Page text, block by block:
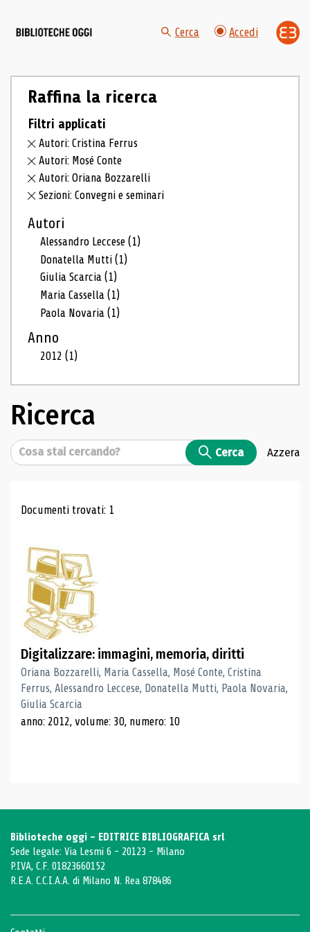
Cerca Accedi
Raffina la ricerca
Filtri applicati
Autori: Cristina Ferrus
Autori: Mosé Conte
Autori: Oriana Bozzarelli
Sezioni: Convegni e seminari
Autori
Alessandro Leccese(1)
Donatella Mutti(1)
Giulia Scarcia(1)
Maria Cassella(1)
Paola Novaria(1)
Anno
2012(1)
Ricerca
Cerca Cerca Azzera
Risultati di ricerca
Documenti trovati: 1
Digitalizzare: immagini, memoria, diritti
Oriana Bozzarelli, Maria Cassella, Mosé Conte, Cristina
Ferrus, Alessandro Leccese, Donatella Mutti, Paola Novaria,
Giulia Scarcia
anno: 2012, volume: 30, numero: 10
Biblioteche oggi - EDITRICE BIBLIOGRAFICA srl
Sede legale: Via Lesmi 6 - 20123 - Milano
P.IVA, C.F. 01823660152
R.E.A. C.C.I.A.A. di Milano N. Rea 878486